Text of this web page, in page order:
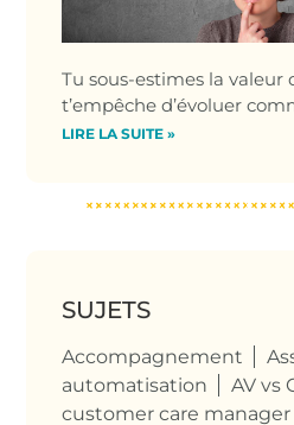
Tu sous-estimes la valeur
t’empêche d’évoluer
LIRE LA SUITE »
SUJETS
Accompagnement
automatisation
AV vs
customer care manager